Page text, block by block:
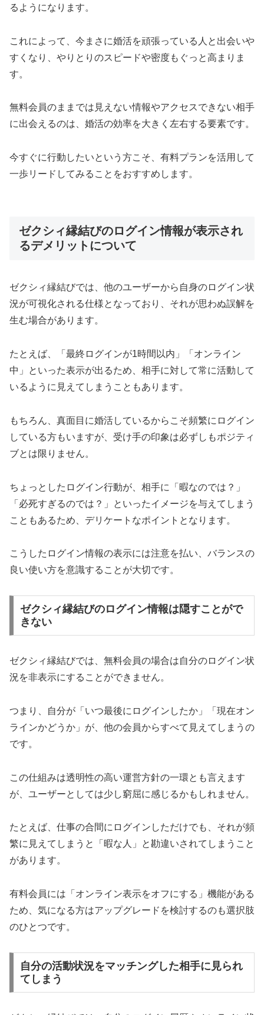
るようになります。
これによって、今まさに婚活を頑張っている人と出会いや
すくなり、やりとりのスピードや密度もぐっと高まりま
す。
無料会員のままでは見えない情報やアクセスできない相手
に出会えるのは、婚活の効率を大きく左右する要素です。
今すぐに行動したいという方こそ、有料プランを活用して
一歩リードしてみることをおすすめします。
ゼクシィ縁結びのログイン情報が表示され
るデメリットについて
ゼクシィ縁結びでは、他のユーザーから自身のログイン状
況が可視化される仕様となっており、それが思わぬ誤解を
生む場合があります。
たとえば、「最終ログインが1時間以内」「オンライン
中」といった表示が出るため、相手に対して常に活動して
いるように見えてしまうこともあります。
もちろん、真面目に婚活しているからこそ頻繁にログイン
している方もいますが、受け手の印象は必ずしもポジティ
ブとは限りません。
ちょっとしたログイン行動が、相手に「暇なのでは？」
「必死すぎるのでは？」といったイメージを与えてしまう
こともあるため、デリケートなポイントとなります。
こうしたログイン情報の表示には注意を払い、バランスの
良い使い方を意識することが大切です。
ゼクシィ縁結びのログイン情報は隠すことがで
きない
ゼクシィ縁結びでは、無料会員の場合は自分のログイン状
況を非表示にすることができません。
つまり、自分が「いつ最後にログインしたか」「現在オン
ラインかどうか」が、他の会員からすべて見えてしまうの
です。
この仕組みは透明性の高い運営方針の一環とも言えます
が、ユーザーとしては少し窮屈に感じるかもしれません。
たとえば、仕事の合間にログインしただけでも、それが頻
繁に見えてしまうと「暇な人」と勘違いされてしまうこと
があります。
有料会員には「オンライン表示をオフにする」機能がある
ため、気になる方はアップグレードを検討するのも選択肢
のひとつです。
自分の活動状況をマッチングした相手に見られ
てしまう